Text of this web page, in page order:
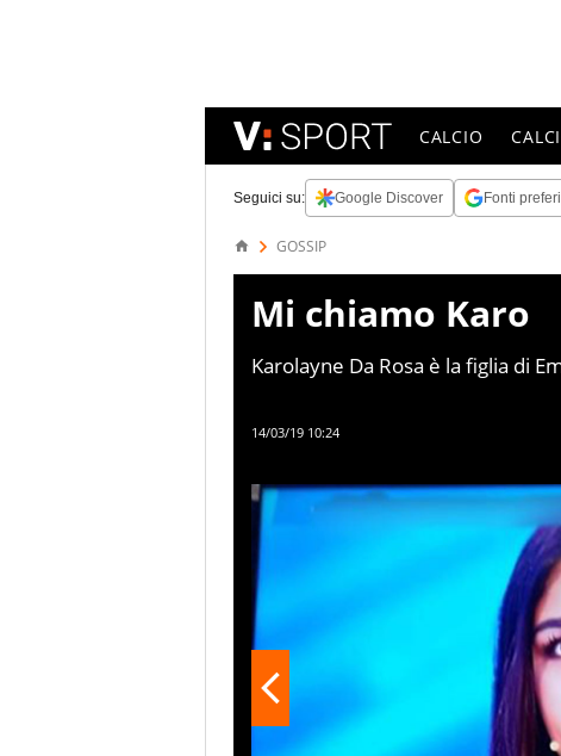
CALCIO
Seguici su: Google Discover Fonti
GOSSIP
Mi chiamo Karo
Karolayne Da Rosa è la figlia di
14/03/19 10:24